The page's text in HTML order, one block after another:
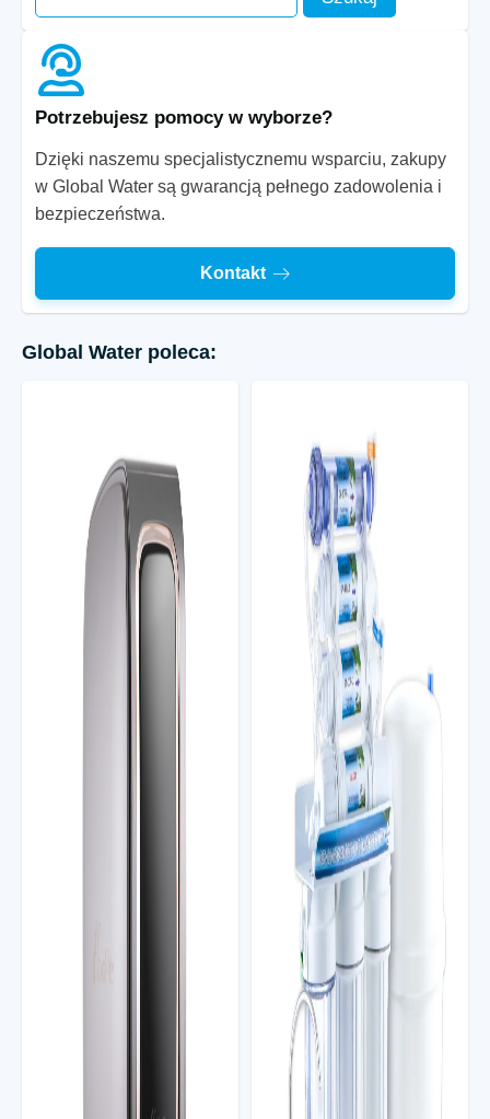
Potrzebujesz pomocy w wyborze?
Dzięki naszemu specjalistycznemu wsparciu, zakupy
w Global Water są gwarancją pełnego zadowolenia i
bezpieczeństwa.
Kontakt
Global Water poleca: